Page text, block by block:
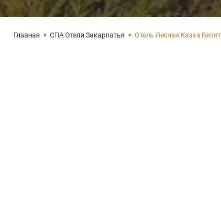
Главная СПА Отели Закарпатья Отель Лесная Казка